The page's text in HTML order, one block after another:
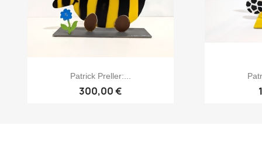
Patrick Preller:...
300,00 €